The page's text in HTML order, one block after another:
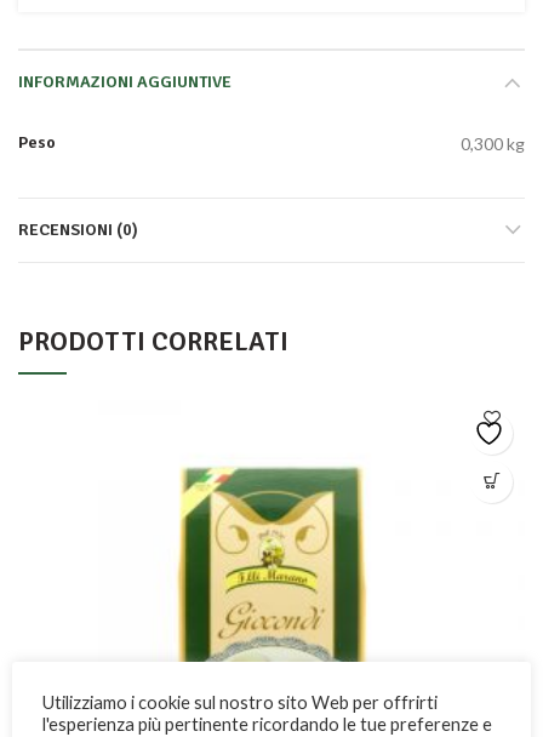
INFORMAZIONI AGGIUNTIVE
Peso 0,300 kg
RECENSIONI (0)
PRODOTTI CORRELATI
Utilizziamo i cookie sul nostro sito Web per offrirti
l'esperienza più pertinente ricordando le tue preferenze e